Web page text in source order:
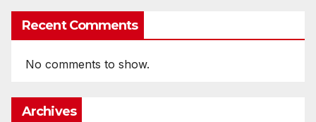
Recent Comments
No comments to show.
Archives